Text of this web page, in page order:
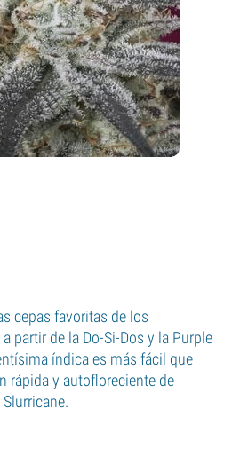
cepas favoritas de los
partir de la Do-Si-Dos y la Purple
índica es más fácil que
rápida y autofloreciente de